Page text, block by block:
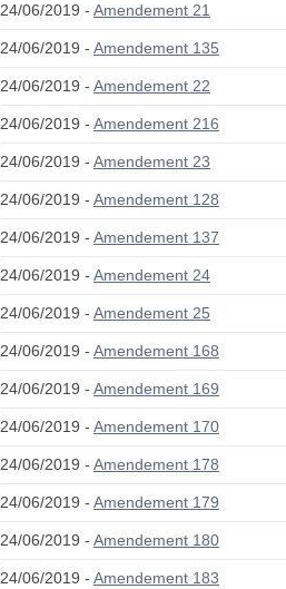
24/06/2019 - Amendement 21
24/06/2019 - Amendement 135
24/06/2019 - Amendement 22
24/06/2019 - Amendement 216
24/06/2019 - Amendement 23
24/06/2019 - Amendement 128
24/06/2019 - Amendement 137
24/06/2019 - Amendement 24
24/06/2019 - Amendement 25
24/06/2019 - Amendement 168
24/06/2019 - Amendement 169
24/06/2019 - Amendement 170
24/06/2019 - Amendement 178
24/06/2019 - Amendement 179
24/06/2019 - Amendement 180
24/06/2019 - Amendement 183